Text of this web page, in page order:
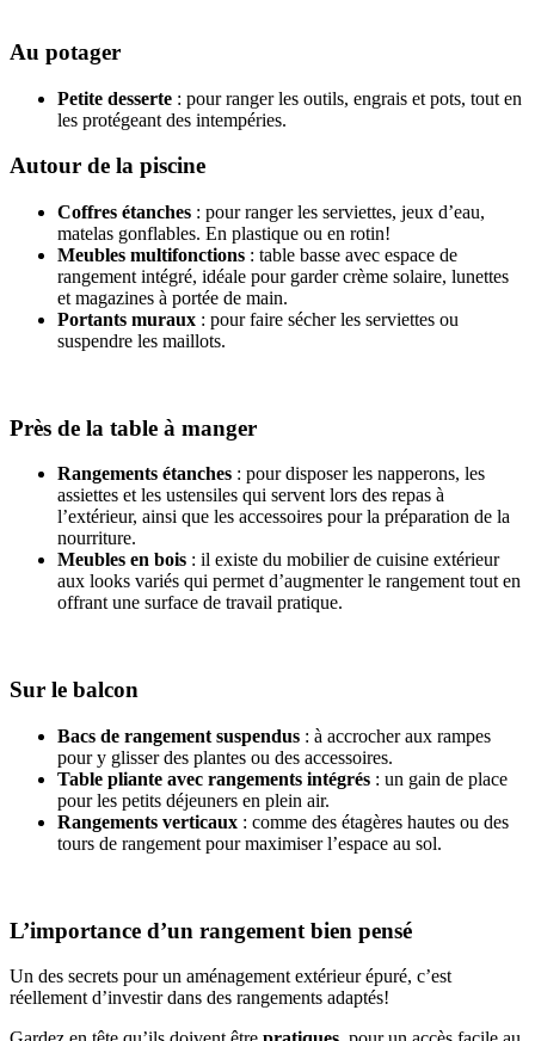
Au potager
Petite desserte : pour ranger les outils, engrais et pots, tout en
les protégeant des intempéries.
Autour de la piscine
Coffres étanches : pour ranger les serviettes, jeux d’eau,
matelas gonflables. En plastique ou en rotin!
Meubles multifonctions : table basse avec espace de
rangement intégré, idéale pour garder crème solaire, lunettes
et magazines à portée de main.
Portants muraux : pour faire sécher les serviettes ou
suspendre les maillots.
Près de la table à manger
Rangements étanches : pour disposer les napperons, les
assiettes et les ustensiles qui servent lors des repas à
l’extérieur, ainsi que les accessoires pour la préparation de la
nourriture.
Meubles en bois : il existe du mobilier de cuisine extérieur
aux looks variés qui permet d’augmenter le rangement tout en
offrant une surface de travail pratique.
Sur le balcon
Bacs de rangement suspendus : à accrocher aux rampes
pour y glisser des plantes ou des accessoires.
Table pliante avec rangements intégrés : un gain de place
pour les petits déjeuners en plein air.
Rangements verticaux : comme des étagères hautes ou des
tours de rangement pour maximiser l’espace au sol.
L’importance d’un rangement bien pensé
Un des secrets pour un aménagement extérieur épuré, c’est
réellement d’investir dans des rangements adaptés!